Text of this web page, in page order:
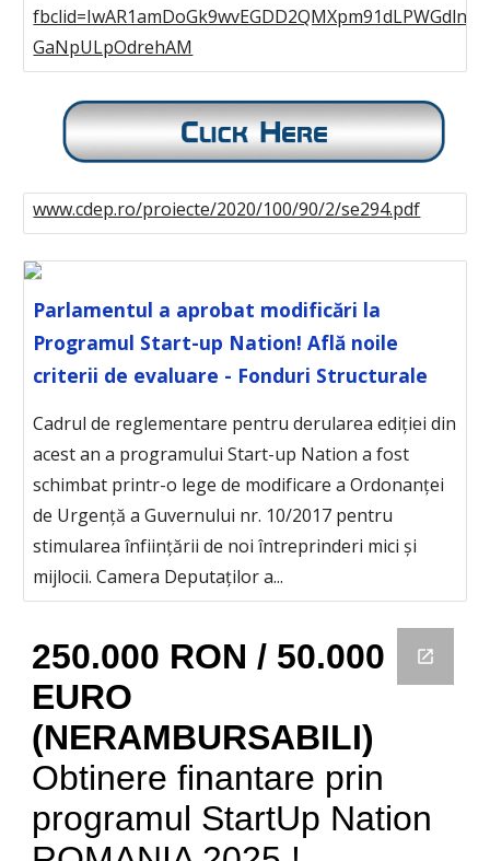
GaNpULpOdrehAM
www.cdep.ro/proiecte/2020/100/90/2/se294.pdf
Parlamentul a aprobat modificări la
Programul Start-up Nation! Află noile
criterii de evaluare - Fonduri Structurale
Cadrul de reglementare pentru derularea ediției din
acest an a programului Start-up Nation a fost
schimbat printr-o lege de modificare a Ordonanței
de Urgență a Guvernului nr. 10/2017 pentru
stimularea înființării de noi întreprinderi mici și
mijlocii. Camera Deputaților a...